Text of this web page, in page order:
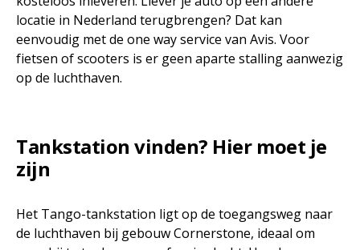
locatie in Nederland terugbrengen? Dat kan
eenvoudig met de one way service van Avis. Voor
fietsen of scooters is er geen aparte stalling aanwezig
op de luchthaven.
Tankstation vinden? Hier moet je
zijn
Het Tango-tankstation ligt op de toegangsweg naar
de luchthaven bij gebouw Cornerstone, ideaal om